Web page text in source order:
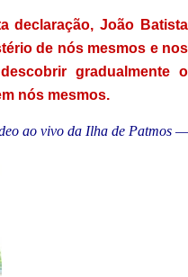
declaração, João Batista
de nós mesmos e nos
gradualmente o
nós mesmos.
ao vivo da Ilha de Patmos —